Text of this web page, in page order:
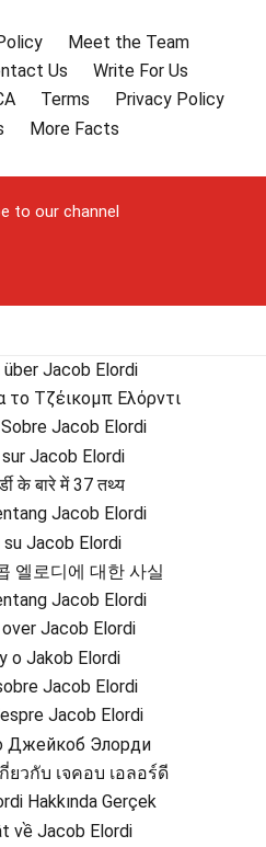
Meet the Team
Us
Write For Us
Terms
Privacy Policy
More Facts
to our channel
Jacob Elordi
Τζέικομπ Ελόρντι
Jacob Elordi
Jacob Elordi
के बारे में 37 तथ्य
Jacob Elordi
Jacob Elordi
로디에 대한 사실
Jacob Elordi
Jacob Elordi
Jakob Elordi
Jacob Elordi
Jacob Elordi
Элорди
วกับ เจคอบ เอลอร์ดี
Hakkında Gerçek
Jacob Elordi